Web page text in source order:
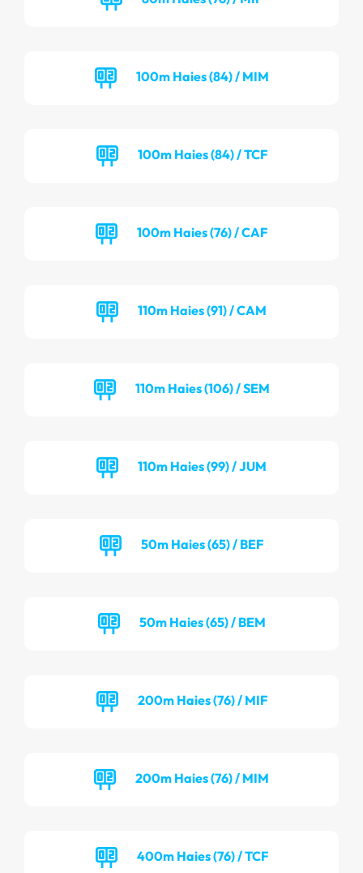
100m Haies (84) / MIM
100m Haies (84) / TCF
100m Haies (76) / CAF
110m Haies (91) / CAM
110m Haies (106) / SEM
110m Haies (99) / JUM
50m Haies (65) / BEF
50m Haies (65) / BEM
200m Haies (76) / MIF
200m Haies (76) / MIM
400m Haies (76) / TCF